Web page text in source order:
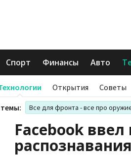
Спорт Финансы Авто
Открытия Советы
Все для фронта - все про
Facebook